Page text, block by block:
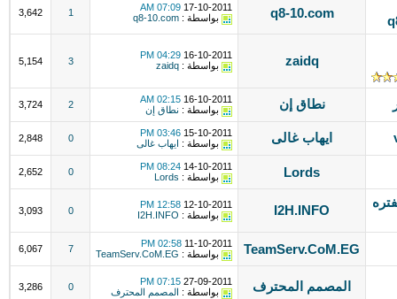
q8-10.com
17-10-2011
07:09 AM
بواسطة : q8-10.com
1
3,642
zaidq
16-10-2011
04:29 PM
بواسطة : zaidq
3
5,154
نطاق إن 16-10-2011
02:15 AM
بواسطة : نطاق إن 2
3,724
ايهاب غالى 15-10-2011
03:46 PM
بواسطة :
ايهاب غالى 0
2,848
Lords
14-10-2011
08:24 PM
بواسطة : Lords
0
2,652
ريال لفتره
I2H.INFO
12-10-2011
12:58 PM
بواسطة : I2H.INFO
0
3,093
TeamServ.CoM.EG
11-10-2011
02:58 PM
بواسطة : TeamServ.CoM.EG
7
6,067
المصمم المحترف 27-09-2011
07:15 PM
بواسطة :
المصمم المحترف 0
3,286